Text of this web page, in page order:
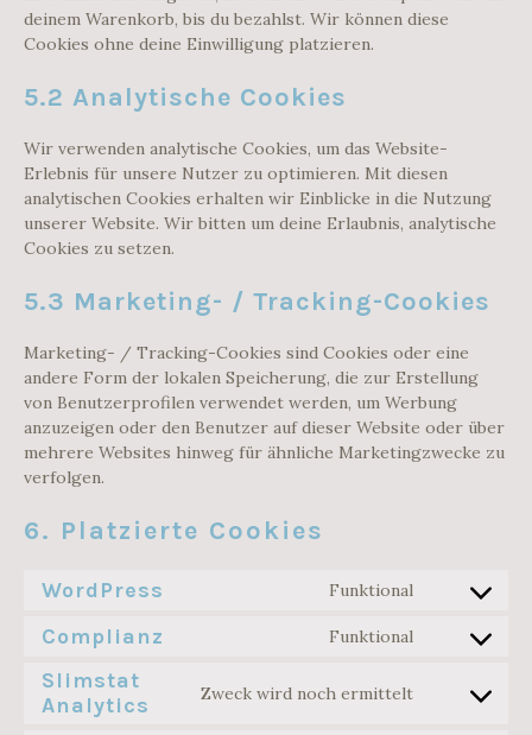
deinem Warenkorb, bis du bezahlst. Wir können diese
Cookies ohne deine Einwilligung platzieren.
5.2 Analytische Cookies
Wir verwenden analytische Cookies, um das Website-
Erlebnis für unsere Nutzer zu optimieren. Mit diesen
analytischen Cookies erhalten wir Einblicke in die Nutzung
unserer Website. Wir bitten um deine Erlaubnis, analytische
Cookies zu setzen.
5.3 Marketing- / Tracking-Cookies
Marketing- / Tracking-Cookies sind Cookies oder eine
andere Form der lokalen Speicherung, die zur Erstellung
von Benutzerprofilen verwendet werden, um Werbung
anzuzeigen oder den Benutzer auf dieser Website oder über
mehrere Websites hinweg für ähnliche Marketingzwecke zu
verfolgen.
6. Platzierte Cookies
WordPress Funktional
CONSENT
SERVICE
Complianz Funktional
CONSENT
COMPLIANZ
Slimstat
Analytics
Zweck wird noch ermittelt
CONSENT